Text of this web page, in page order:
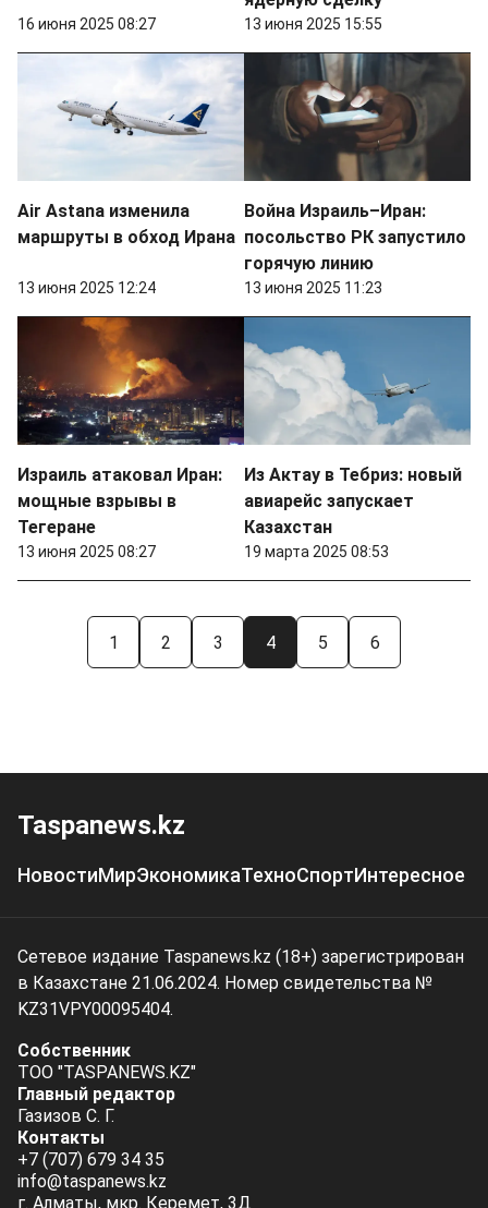
16 июня 2025 08:27 13 июня 2025 15:55
Air Astana изменила
маршруты в обход Ирана
13 июня 2025 12:24
Война Израиль–Иран:
посольство РК запустило
горячую линию
13 июня 2025 11:23
Израиль атаковал Иран:
мощные взрывы в
Тегеране
13 июня 2025 08:27
Из Актау в Тебриз: новый
авиарейс запускает
Казахстан
19 марта 2025 08:53
1 2 3 4 5 6
Taspanews.kz
НовостиМирЭкономикаТехноСпортИнтересное
Сетевое издание Taspanews.kz (18+) зарегистрирован
в Казахстане 21.06.2024. Номер свидетельства №
KZ31VPY00095404.
Собственник
ТОО "TASPANEWS.KZ"
Главный редактор
Газизов С. Г.
Контакты
+7 (707) 679 34 35
info@taspanews.kz
г. Алматы, мкр. Керемет, 3Д